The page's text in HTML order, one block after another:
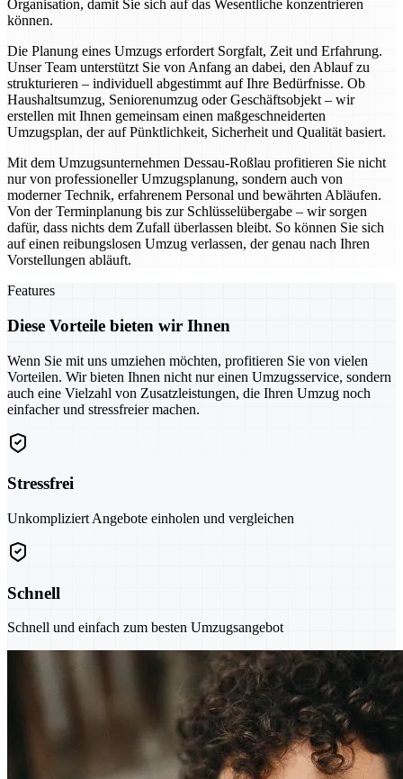
Organisation, damit Sie sich auf das Wesentliche konzentrieren
können.
Die Planung eines Umzugs erfordert Sorgfalt, Zeit und Erfahrung.
Unser Team unterstützt Sie von Anfang an dabei, den Ablauf zu
strukturieren – individuell abgestimmt auf Ihre Bedürfnisse. Ob
Haushaltsumzug, Seniorenumzug oder Geschäftsobjekt – wir
erstellen mit Ihnen gemeinsam einen maßgeschneiderten
Umzugsplan, der auf Pünktlichkeit, Sicherheit und Qualität basiert.
Mit dem Umzugsunternehmen Dessau-Roßlau profitieren Sie nicht
nur von professioneller Umzugsplanung, sondern auch von
moderner Technik, erfahrenem Personal und bewährten Abläufen.
Von der Terminplanung bis zur Schlüsselübergabe – wir sorgen
dafür, dass nichts dem Zufall überlassen bleibt. So können Sie sich
auf einen reibungslosen Umzug verlassen, der genau nach Ihren
Vorstellungen abläuft.
Features
Diese Vorteile bieten wir Ihnen
Wenn Sie mit uns umziehen möchten, profitieren Sie von vielen
Vorteilen. Wir bieten Ihnen nicht nur einen Umzugsservice, sondern
auch eine Vielzahl von Zusatzleistungen, die Ihren Umzug noch
einfacher und stressfreier machen.
Stressfrei
Unkompliziert Angebote einholen und vergleichen
Schnell
Schnell und einfach zum besten Umzugsangebot